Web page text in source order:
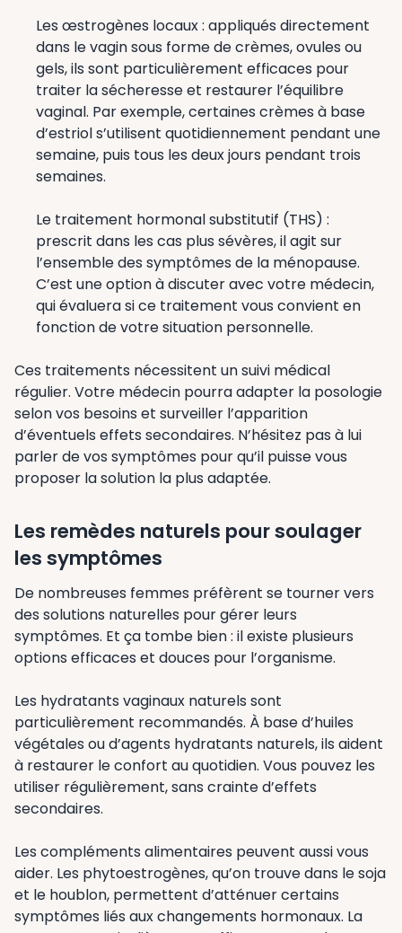
Les œstrogènes locaux : appliqués directement
dans le vagin sous forme de crèmes, ovules ou
gels, ils sont particulièrement efficaces pour
traiter la sécheresse et restaurer l’équilibre
vaginal. Par exemple, certaines crèmes à base
d’estriol s’utilisent quotidiennement pendant une
semaine, puis tous les deux jours pendant trois
semaines.
Le traitement hormonal substitutif (THS) :
prescrit dans les cas plus sévères, il agit sur
l’ensemble des symptômes de la ménopause.
C’est une option à discuter avec votre médecin,
qui évaluera si ce traitement vous convient en
fonction de votre situation personnelle.
Ces traitements nécessitent un suivi médical
régulier. Votre médecin pourra adapter la posologie
selon vos besoins et surveiller l’apparition
d’éventuels effets secondaires. N’hésitez pas à lui
parler de vos symptômes pour qu’il puisse vous
proposer la solution la plus adaptée.
Les remèdes naturels pour soulager
les symptômes
De nombreuses femmes préfèrent se tourner vers
des solutions naturelles pour gérer leurs
symptômes. Et ça tombe bien : il existe plusieurs
options efficaces et douces pour l’organisme.
Les hydratants vaginaux naturels sont
particulièrement recommandés. À base d’huiles
végétales ou d’agents hydratants naturels, ils aident
à restaurer le confort au quotidien. Vous pouvez les
utiliser régulièrement, sans crainte d’effets
secondaires.
Les compléments alimentaires peuvent aussi vous
aider. Les phytoestrogènes, qu’on trouve dans le soja
et le houblon, permettent d’atténuer certains
symptômes liés aux changements hormonaux. La